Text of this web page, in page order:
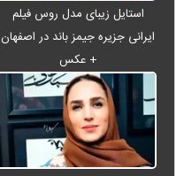
استایل زیبای مدل روس فیلم
ایرانی جزیره جیمز باند در اصفهان
+ عکس